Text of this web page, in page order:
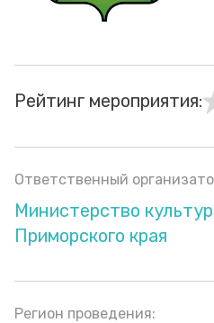
Рейтинг мероприятия:
Ответственный
Министерство
Приморского края
Регион проведения: